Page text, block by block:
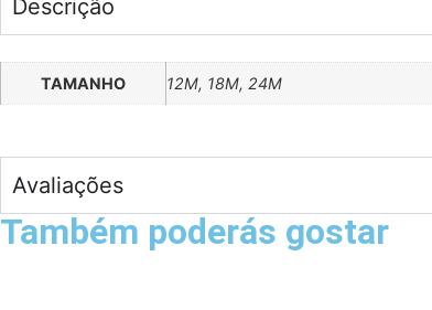
Descrição
TAMANHO 12M, 18M, 24M
Avaliações
Também poderás gostar